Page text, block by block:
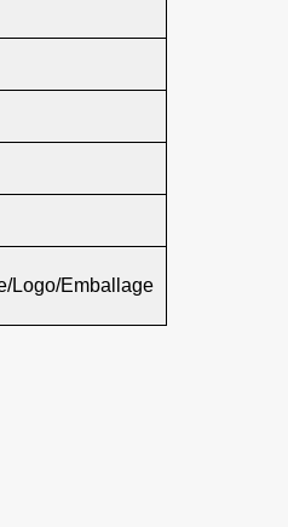
Logo/Emballage